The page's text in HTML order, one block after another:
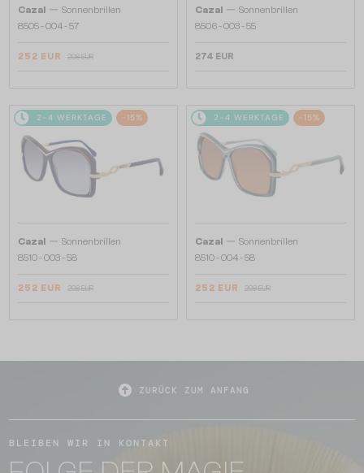
Cazal — Sonnenbrillen
8505 - 004 - 57
252 EUR 298 EUR
Cazal — Sonnenbrillen
8506 - 003 - 55
274 EUR
2-4 WERKTAGE -15%
Cazal — Sonnenbrillen
8510 - 003 - 58
252 EUR 298 EUR
2-4 WERKTAGE -15%
Cazal — Sonnenbrillen
8510 - 004 - 58
252 EUR 298 EUR
ZURÜCK ZUM ANFANG
BLEIBEN WIR IN KONTAKT